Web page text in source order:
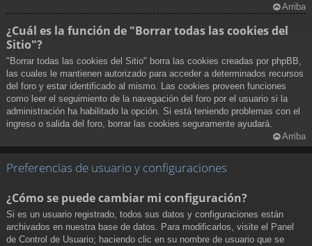
Arriba
¿Cuál es la función de "Borrar todas las cookies del
Sitio"?
"Borrar todas las cookies del Sitio" borra las cookies creadas por phpBB,
las cuales le mantienen autorizado para acceder a determinados recursos
del foro y estar identificado al mismo. Las cookies proveen funciones
como leer el seguimiento de la navegación del foro por el usuario si la
administración ha habilitado la opción. Si está teniendo problemas con el
ingreso o salida del foro, borrar las cookies seguramente ayudará.
Arriba
Preferencias de usuario y configuraciones
¿Cómo se puede cambiar mi configuración?
Si es un usuario registrado, todos sus datos y configuraciones están
archivados en nuestra base de datos. Para modificarlos, visite el Panel
de Control de Usuario; haciendo clic en su nombre de usuario que se